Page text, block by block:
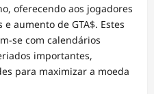
oferecendo aos jogadores
aumento de GTA$. Estes
se com calendários
importantes,
para maximizar a moeda